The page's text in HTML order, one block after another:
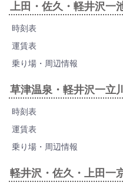
上田・佐久・軽井沢一
時刻表
運賃表
乗り場・周辺情報
草津温泉・軽井沢一立
時刻表
運賃表
乗り場・周辺情報
軽井沢・佐久・上田一